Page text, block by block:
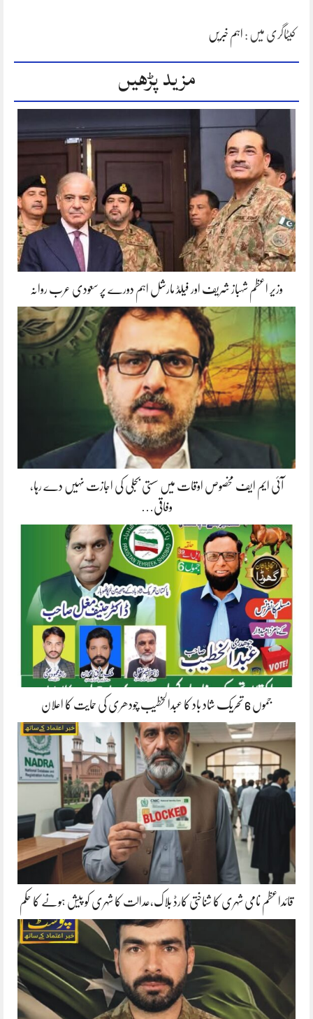
کیٹاگری میں : اہم خبریں
مزید پڑھیں
وزیر اعظم شہباز شریف اور فیلڈ مارشل اہم دورے پر سعودی عرب روانہ
آئی ایم ایف مخصوص اوقات میں سستی بجلی کی اجازت نہیں دے رہا،
وفاقی…
جموں 6 تحریک شاد باد کا عبدالخطیب چودھری کی حمایت کا اعلان
قائداعظم نامی شہری کا شناختی کارڈ بلاک،عدالت کا شہری کو پیش ہونے کا حکم